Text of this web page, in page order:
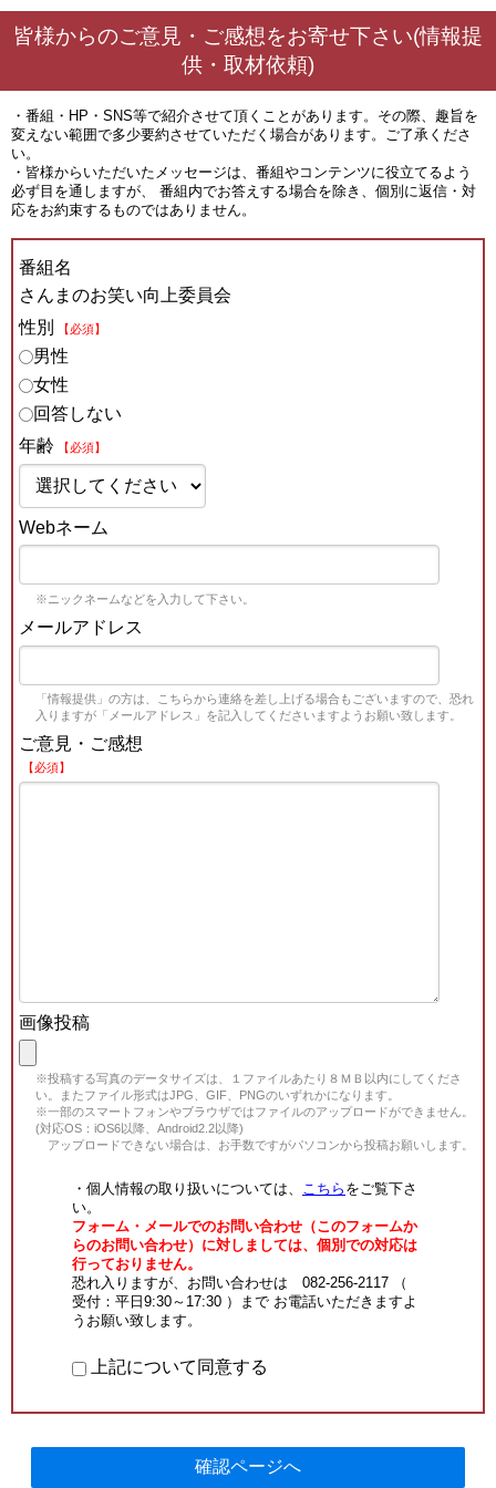
皆様からのご意見・ご感想をお寄せ下さい(情報提
供・取材依頼)
・番組・HP・SNS等で紹介させて頂くことがあります。その際、趣旨を
変えない範囲で多少要約させていただく場合があります。ご了承くださ
い。
・皆様からいただいたメッセージは、番組やコンテンツに役立てるよう
必ず目を通しますが、 番組内でお答えする場合を除き、個別に返信・対
応をお約束するものではありません。
番組名
さんまのお笑い向上委員会
性別
【必須】
男性
女性
回答しない
年齢
【必須】
Webネーム
※ニックネームなどを入力して下さい。
メールアドレス
「情報提供」の方は、こちらから連絡を差し上げる場合もございますので、恐れ
入りますが「メールアドレス」を記入してくださいますようお願い致します。
ご意見・ご感想
【必須】
画像投稿
※投稿する写真のデータサイズは、１ファイルあたり８ＭＢ以内にしてくださ
い。またファイル形式はJPG、GIF、PNGのいずれかになります。
※一部のスマートフォンやブラウザではファイルのアップロードができません。
(対応OS：iOS6以降、Android2.2以降)
アップロードできない場合は、お手数ですがパソコンから投稿お願いします。
・個人情報の取り扱いについては、 こちら をご覧下さ
い。
フォーム・メールでのお問い合わせ（このフォームか
らのお問い合わせ）に対しましては、個別での対応は
行っておりません。
恐れ入りますが、お問い合わせは 082-256-2117 （
受付：平日9:30～17:30 ）まで お電話いただきますよ
うお願い致します。
上記について同意する
確認ページへ